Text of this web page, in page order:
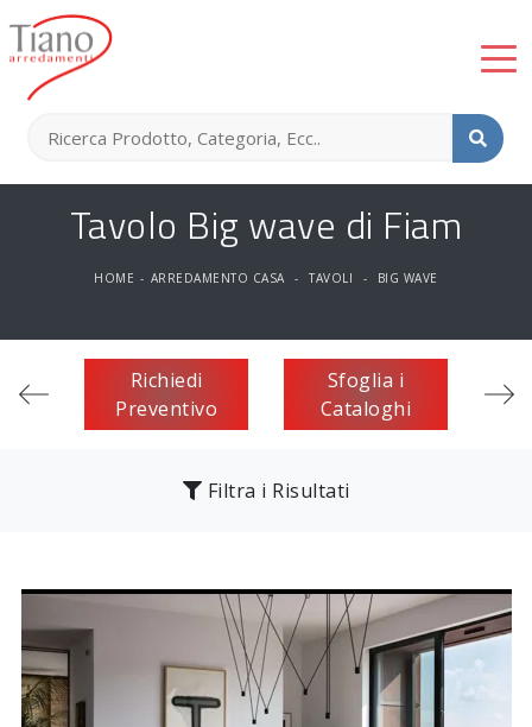
Tavolo Big wave di Fiam
HOME - ARREDAMENTO CASA - TAVOLI - BIG WAVE
Richiedi
Preventivo
Sfoglia i
Cataloghi
Filtra i Risultati